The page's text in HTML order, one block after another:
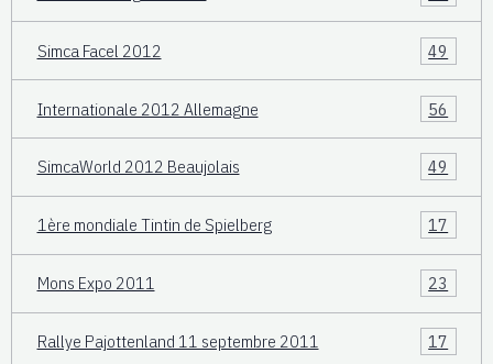
Simca Facel 2012 49
Internationale 2012 Allemagne 56
SimcaWorld 2012 Beaujolais 49
1ère mondiale Tintin de Spielberg 17
Mons Expo 2011 23
Rallye Pajottenland 11 septembre 2011 17